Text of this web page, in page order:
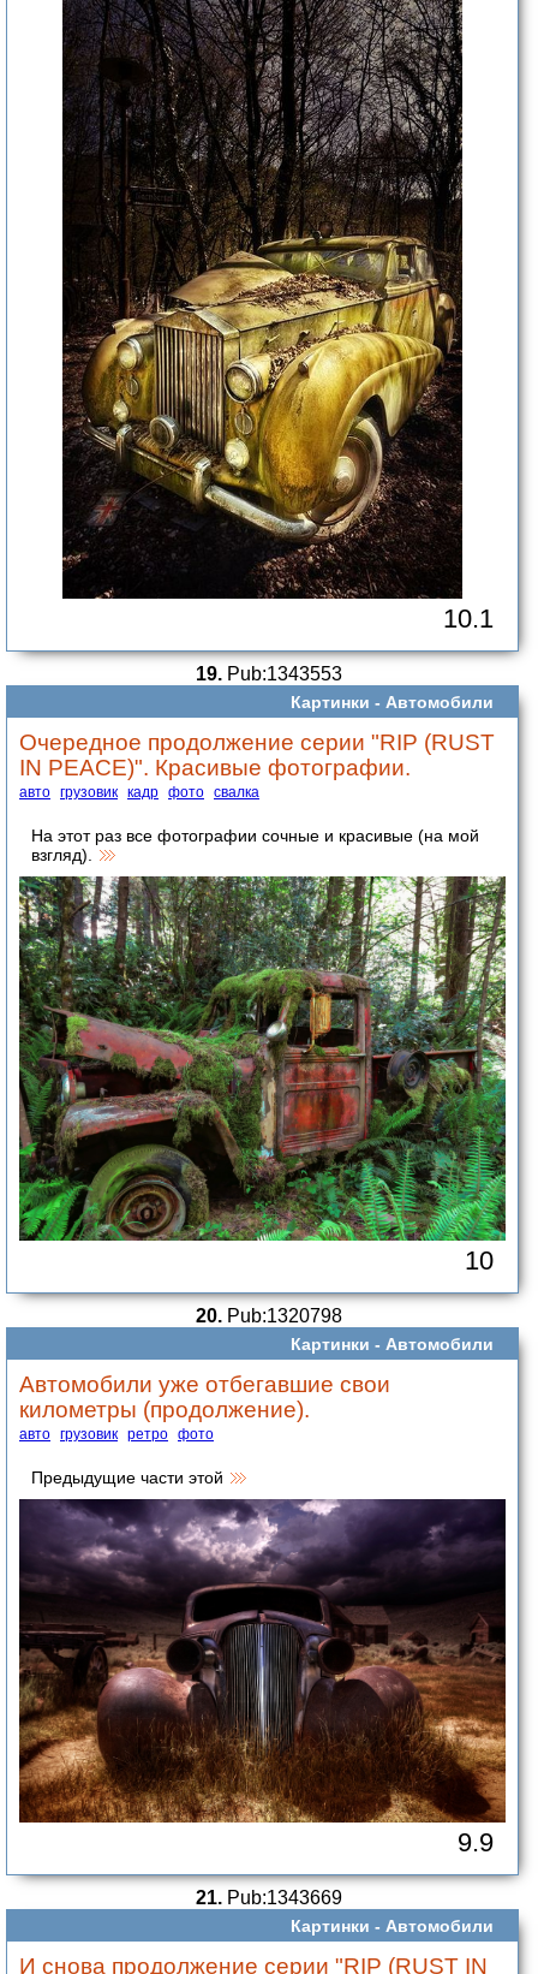
10.1
19. Pub:1343553
Картинки - Автомобили
Очередное продолжение серии "RIP (RUST
IN PEACE)". Красивые фотографии.
авто грузовик кадр фото свалка
На этот раз все фотографии сочные и красивые (на мой
взгляд).
10
20. Pub:1320798
Картинки - Автомобили
Автомобили уже отбегавшие свои
километры (продолжение).
авто грузовик ретро фото
Предыдущие части этой
9.9
21. Pub:1343669
Картинки - Автомобили
И снова продолжение серии "RIP (RUST IN